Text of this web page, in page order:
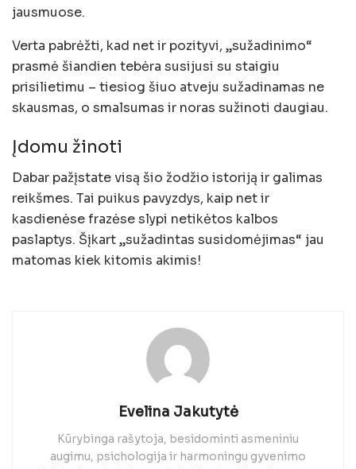
jausmuose.
Verta pabrėžti, kad net ir pozityvi, „sužadinimo“
prasmė šiandien tebėra susijusi su staigiu
prisilietimu – tiesiog šiuo atveju sužadinamas ne
skausmas, o smalsumas ir noras sužinoti daugiau.
Įdomu žinoti
Dabar pažįstate visą šio žodžio istoriją ir galimas
reikšmes. Tai puikus pavyzdys, kaip net ir
kasdienėse frazėse slypi netikėtos kalbos
paslaptys. Šįkart „sužadintas susidomėjimas“ jau
matomas kiek kitomis akimis!
Evelina Jakutytė
Kūrybinga rašytoja, besidominti asmeniniu
augimu, psichologija ir harmoningu gyvenimo